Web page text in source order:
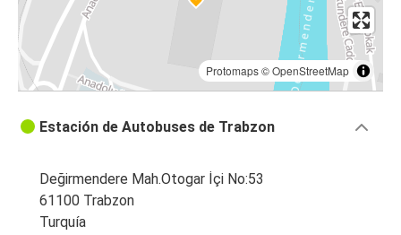
Protomaps©OpenStreetMap
Estación de Autobuses de Trabzon
Değirmendere Mah.Otogar İçi No:53
61100 Trabzon
Turquía